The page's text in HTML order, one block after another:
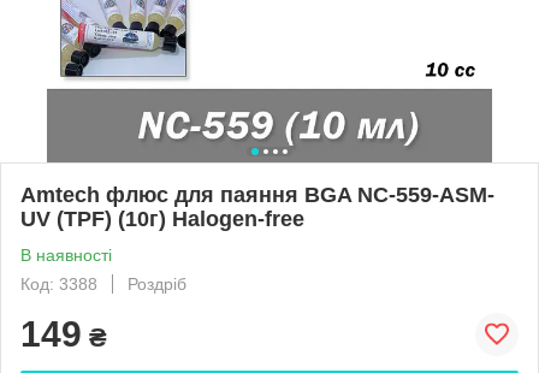
Amtech флюс для паяння BGA NC-559-ASM-
UV (TPF) (10г) Halogen-free
В наявності
Код: 3388
Роздріб
149 ₴